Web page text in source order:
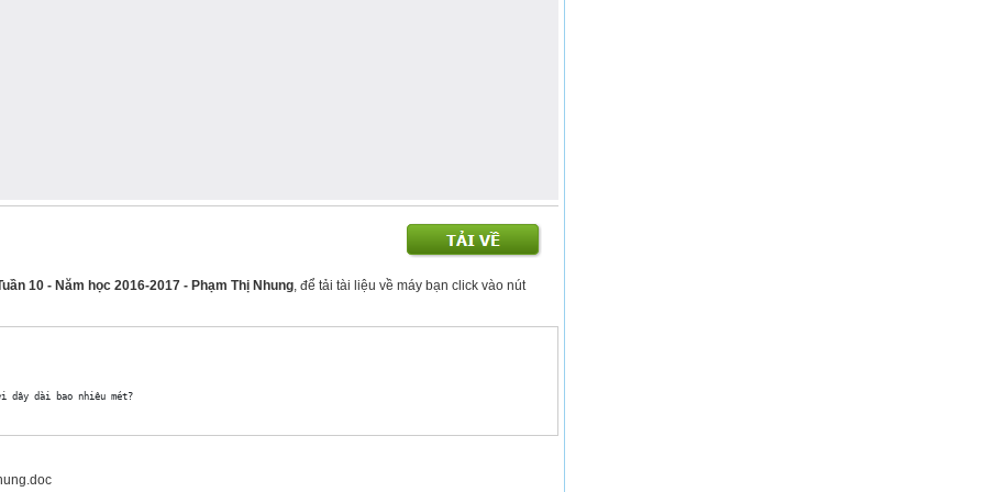
10 - Năm học 2016-2017 - Phạm Thị Nhung, để tải tài liệu về máy bạn click vào nút